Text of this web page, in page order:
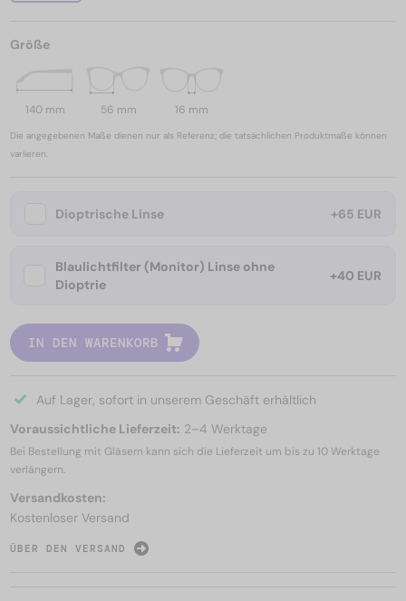
Größe
140 mm 56 mm 16 mm
Die angegebenen Maße dienen nur als Referenz; die tatsächlichen Produktmaße können
variieren.
Dioptrische Linse +65 EUR
Blaulichtfilter (Monitor) Linse ohne
Dioptrie
+40 EUR
IN DEN WARENKORB
Auf Lager, sofort in unserem Geschäft erhältlich
Voraussichtliche Lieferzeit: 2–4 Werktage
Bei Bestellung mit Gläsern kann sich die Lieferzeit um bis zu 10 Werktage
verlängern.
Versandkosten:
Kostenloser Versand
ÜBER DEN VERSAND